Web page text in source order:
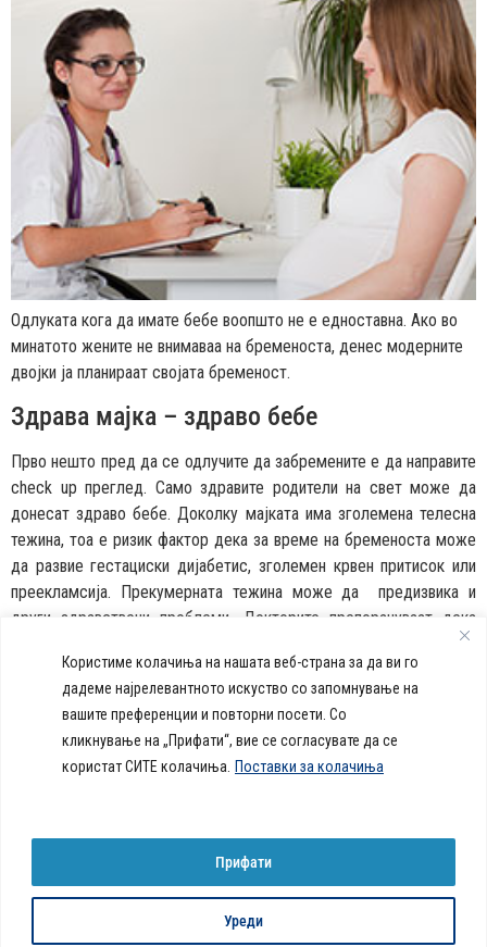
Користиме колачиња на нашата веб-страна за да ви го
дадеме најрелевантното искуство со запомнување на
вашите преференции и повторни посети. Со
кликнување на „Прифати“, вие се согласувате да се
користат СИТЕ колачиња. Поставки за колачиња
Уреди
Прифати
Одлуката кога да имате бебе воопшто не е едноставна. Ако во
минатото жените не внимаваа на бременоста, денес модерните
двојки ја планираат својата бременост.
Здрава мајка – здраво бебе
Прво нешто пред да се одлучите да забремените е да направите
check up преглед. Само здравите родители на свет може да
донесат здраво бебе. Доколку мајката има зголемена телесна
тежина, тоа е ризик фактор дека за време на бременоста може
да развие гестациски дијабетис, зголемен крвен притисок или
преекламсија. Прекумерната тежина може да предизвика и
други здравствени проблеми. Докторите препорачуваат дека
доколку планирате бременост морате да се откажете од
пушењето цигари, пиењето алкохол и брзата исхрана.
Daily Dose Of Health -
портал кој ќе ви ги одговори
сите прашања за вашето
здравје и ќе ви даде совети
callcenter@acibademsistina.mk
+ 389 2 30 99 500